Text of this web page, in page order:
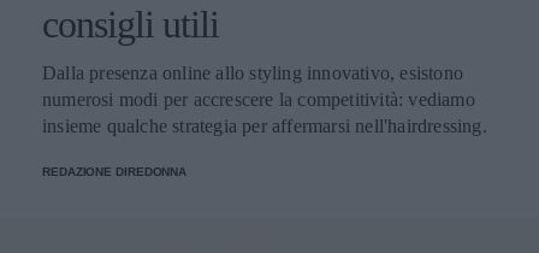
consigli utili
Dalla presenza online allo styling innovativo, esistono
numerosi modi per accrescere la competitività: vediamo
insieme qualche strategia per affermarsi nell'hairdressing.
REDAZIONE DIREDONNA